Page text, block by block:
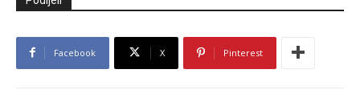
Facebook X Pinterest